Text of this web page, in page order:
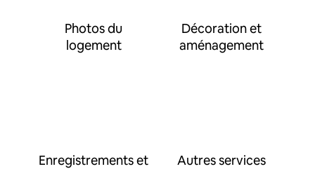
Photos du
logement
Décoration et
aménagement
Enregistrements et Autres services